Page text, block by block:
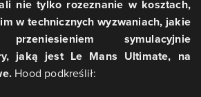
nie tylko rozeznanie w kosztach,
w technicznych wyzwaniach, jakie
symulacyjnie
jaką jest Le Mans Ultimate, na
Hood podkreślił: